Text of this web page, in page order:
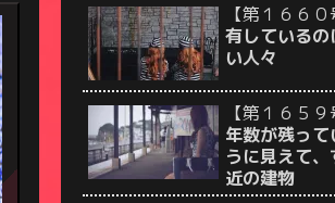
【第１６６０
有している
い人々
【第１６５９
年数が残っ
うに見えて
近の建物